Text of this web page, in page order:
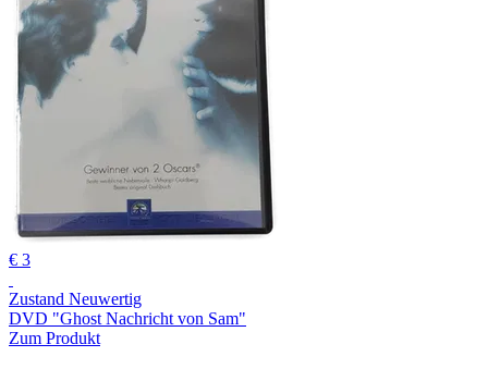
€ 3
Zustand Neuwertig
DVD "Ghost Nachricht von Sam"
Zum Produkt